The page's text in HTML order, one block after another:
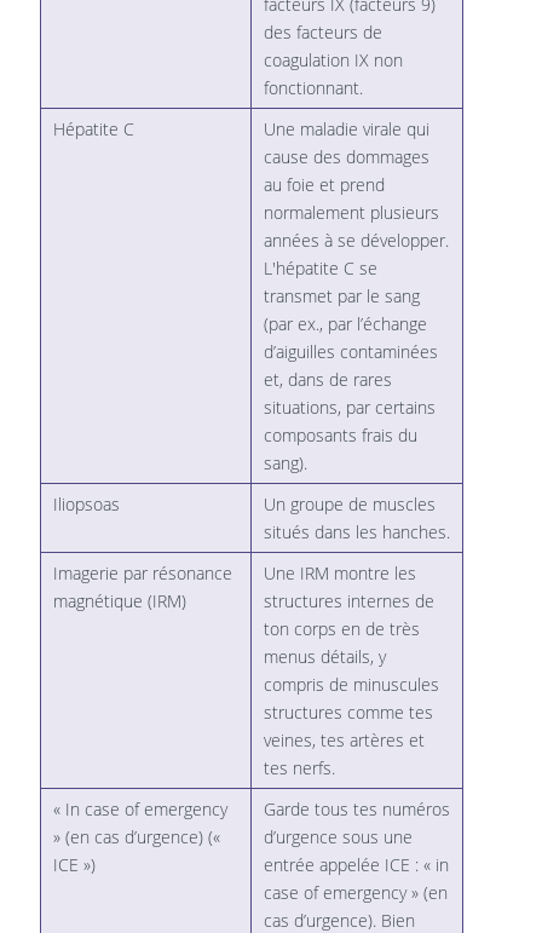
des facteurs de
coagulation IX non
fonctionnant.
Hépatite C
Une maladie virale qui
cause des dommages
au foie et prend
normalement plusieurs
années à se développer.
L'hépatite C se
transmet par le sang
(par ex., par l’échange
d’aiguilles contaminées
et, dans de rares
situations, par certains
composants frais du
sang).
Iliopsoas
Un groupe de muscles
situés dans les hanches.
Imagerie par résonance
magnétique (IRM)
Une IRM montre les
structures internes de
ton corps en de très
menus détails, y
compris de minuscules
structures comme tes
veines, tes artères et
tes nerfs.
« In case of emergency
» (en cas d’urgence) («
ICE »)
Garde tous tes numéros
d’urgence sous une
entrée appelée ICE : « in
case of emergency » (en
cas d’urgence). Bien